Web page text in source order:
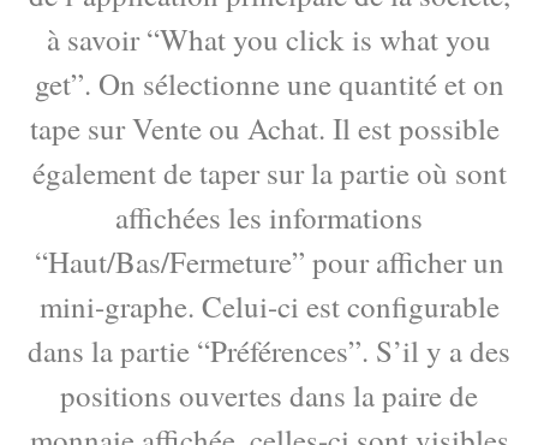
à savoir “What you click is what you
get”. On sélectionne une quantité et on
tape sur Vente ou Achat. Il est possible
également de taper sur la partie où sont
affichées les informations
“Haut/Bas/Fermeture” pour afficher un
mini-graphe. Celui-ci est configurable
dans la partie “Préférences”. S’il y a des
positions ouvertes dans la paire de